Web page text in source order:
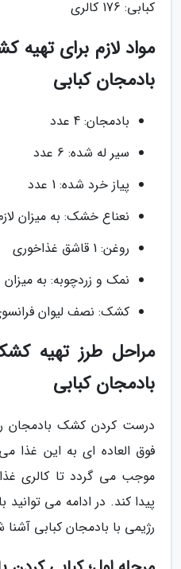
کبابی: 176 کالری
مواد لازم برای تهیه
بادمجان کبابی
بادمجان: 4 عدد
سیر له شده: 6 عدد
پیاز خرد شده: 1 عدد
نعناع خشک: به میزان
روغن: 1 قاشق غذاخوری
نمک و زردچوبه: به میزان
کشک: نصف لیوان
مراحل طرز تهیه
بادمجان کبابی
درست کردن کشک بادمجان
فوق العاده ای به این غذا
موجب می گردد تا کالری
پیدا کند. در ادامه می
رژیمی با بادمجان کبابی آشنا